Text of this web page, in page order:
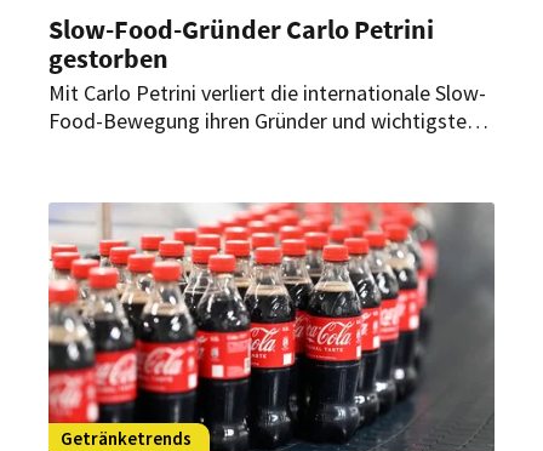
Slow-Food-Gründer Carlo Petrini
gestorben
Mit Carlo Petrini verliert die internationale Slow-
Food-Bewegung ihren Gründer und wichtigsten
bewusste Ernährung als Gegenmodell zu Fast
Food ein.
Getränketrends